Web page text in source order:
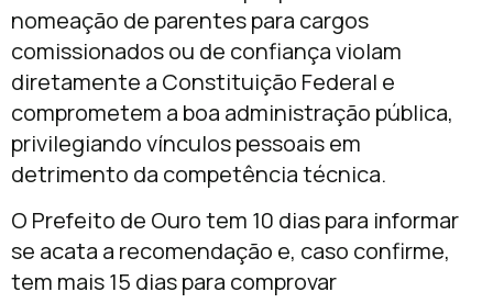
nomeação de parentes para cargos
comissionados ou de confiança violam
diretamente a Constituição Federal e
comprometem a boa administração pública,
privilegiando vínculos pessoais em
detrimento da competência técnica.
O Prefeito de Ouro tem 10 dias para informar
se acata a recomendação e, caso confirme,
tem mais 15 dias para comprovar